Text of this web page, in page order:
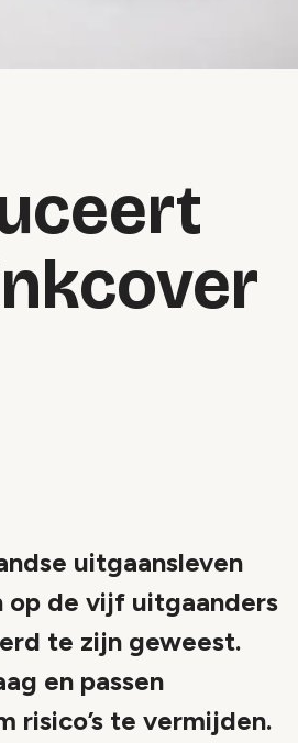
uitgaansleven
de vijf uitgaanders
te zijn geweest.
en passen
risico’s te vermijden.